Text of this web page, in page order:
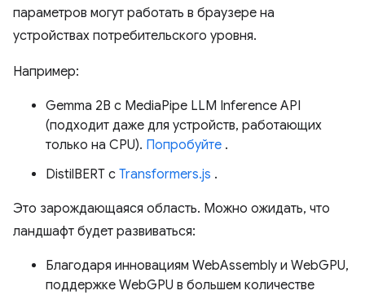
параметров могут работать в браузере на
устройствах потребительского уровня.
Например:
Gemma 2B с MediaPipe LLM Inference API
(подходит даже для устройств, работающих
только на CPU). Попробуйте .
DistilBERT с Transformers.js .
Это зарождающаяся область. Можно ожидать, что
ландшафт будет развиваться:
Благодаря инновациям WebAssembly и WebGPU,
поддержке WebGPU в большем количестве